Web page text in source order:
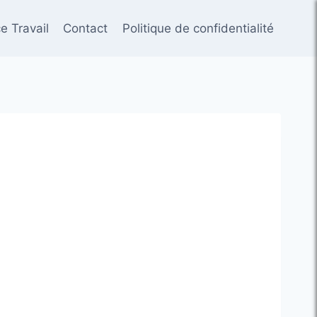
Travail Contact Politique de confidentialité